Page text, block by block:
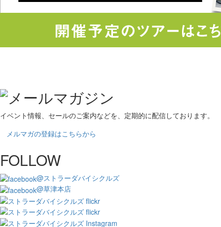
イベント情報、セールのご案内などを、定期的に配信しております。
メルマガの登録はこちらから
FOLLOW
@ストラーダバイシクルズ
@草津本店